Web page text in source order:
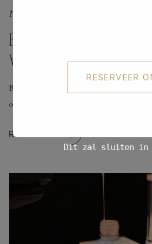
16 Maart 2026
BIAB NAGELS: ALLES
WETEN OVER BUILDER
BIAB Nagels: Alles wat je moet weten
op zoek naar sterke, natuurlijke en
READ MORE
RESERVEER
Dit zal sluiten in